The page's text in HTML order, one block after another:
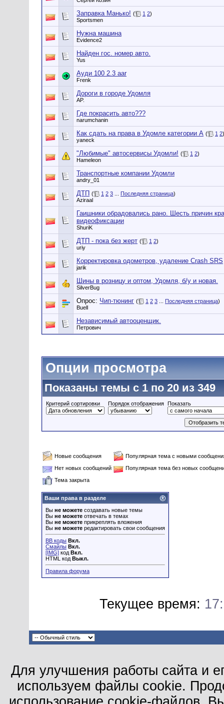
Заправка Манько! ( 1 2)
Sportsmen
Нужна машина
Evidence2
Найден гос. номер авто.
Yus
Ауди 100 2.3 aar
Frenk
Дороги в городе Удомля
AP.
Где покрасить авто???
narumchanin
Как сдать на права в Удомле категории А ( 1 2)
yaneck
"Любимые" автосервисы Удомли! ( 1 2)
Hameleon
Транспортные компании Удомли
andry_01
ДТП ( 1 2 3 Последняя страница)
Aziraal
Гаишники обрадовались рано. Шесть причин
видеофиксации
ShuriK
ДТП - пока без жерт ( 1 2)
uriy
Корректировка одометров, удаление Crash SRS
jarik
Шины в розницу и оптом, Удомля, б/у и новая.
SilverBug
Опрос: Чип-тюнинг ( 1 2 3 Последняя страница)
Buell
Независимый автооценщик.
Петрович
Опции просмотра
Показаны темы с 1 по 20 из 349
Критерий сортировки Порядок отображения Показать
Новые сообщения
Популярная тема с новыми
Нет новых сообщений
Популярная тема без новых
Тема закрыта
Ваши права в разделе
Вы не можете создавать новые темы
Вы не можете отвечать в темах
Вы не можете прикреплять вложения
Вы не можете редактировать свои сообщения
BB коды Вкл.
Смайлы Вкл.
[IMG] код Вкл.
HTML код Выкл.
Правила форума
Текущее время:
Для улучшения работы сайта и
используем файлы cookie.